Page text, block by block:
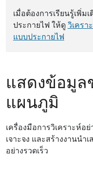
เมื่อต้องการเรียนรู้เพิ่ม
ประกายไฟ ให้ดูวิเคร
แบบประกายไฟ
แสดงข้อมู
แผนภูมิ
เครื่องมือการวิเคราะห์อ
เจาะจง และสร้างงานน
อย่างรวดเร็ว